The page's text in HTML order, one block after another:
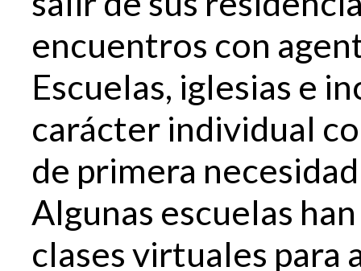
encuentros con
Escuelas, iglesias e
carácter individual
de primera
Algunas escuelas
clases virtuales para